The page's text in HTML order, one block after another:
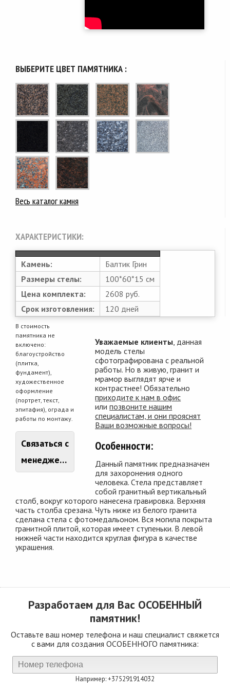
ВЫБЕРИТЕ ЦВЕТ ПАМЯТНИКА :
Весь каталог камня
ХАРАКТЕРИСТИКИ:
Камень:
Балтик Грин
Размеры стелы:
100*60*15 см
Цена комплекта:
2608 руб.
Срок изготовления:
120 дней
В стоимость
памятника не
включено:
благоустройство
(плитка,
фундамент),
художественное
оформление
(портрет, текст,
эпитафия), ограда и
работы по монтажу.
Связаться с
менеджером
Уважаемые клиенты , данная
модель стелы
сфотографирована с реальной
работы. Но в живую, гранит и
мрамор выглядят ярче и
контрастнее! Обязательно
приходите к нам в офис
илипозвоните нашим
специалистам, и они прояснят
Ваши возможные вопросы!
Особенности:
Данный памятник предназначен
для захоронения одного
человека. Стела представляет
собой гранитный вертикальный
столб, вокруг которого нанесена гравировка. Верхняя
часть столба срезана. Чуть ниже из белого гранита
сделана стела с фотомедальоном. Вся могила покрыта
гранитной плитой, которая имеет ступеньки. В левой
нижней части находится круглая фигура в качестве
украшения.
Разработаем для Вас ОСОБЕННЫЙ
памятник!
Оставьте ваш номер телефона и наш специалист свяжется
с вами для создания ОСОБЕННОГО памятника:
Например: +375291914032